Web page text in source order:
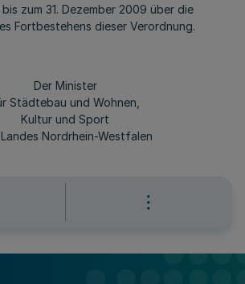
zum 31. Dezember 2009 über die
Fortbestehens dieser Verordnung.
Der Minister
Städtebau und Wohnen,
Kultur und Sport
Nordrhein-Westfalen